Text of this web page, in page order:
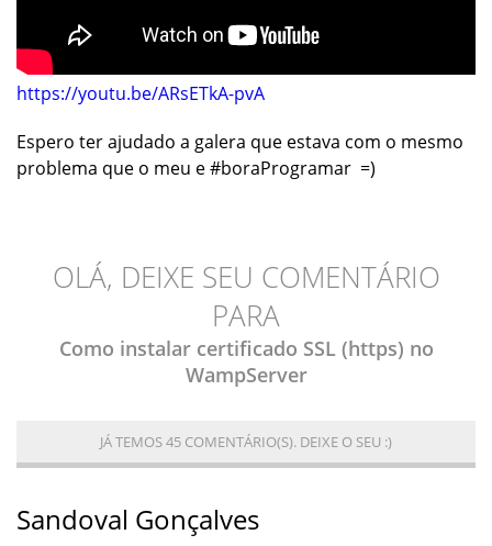
https://youtu.be/ARsETkA-pvA
Espero ter ajudado a galera que estava com o mesmo
problema que o meu e #boraProgramar =)
OLÁ, DEIXE SEU COMENTÁRIO
PARA
Como instalar certificado SSL (https) no
WampServer
JÁ TEMOS 45 COMENTÁRIO(S). DEIXE O SEU :)
Sandoval Gonçalves